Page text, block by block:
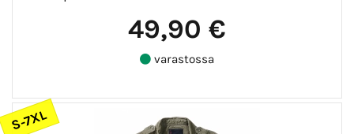
49,90 €
varastossa
S-7XL